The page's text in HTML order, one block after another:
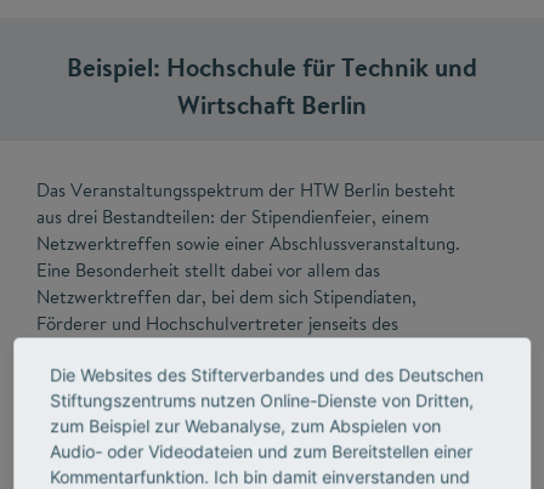
Beispiel: Hochschule für Technik und
Wirtschaft Berlin
Das Veranstaltungsspektrum der HTW Berlin besteht
aus drei Bestandteilen: der Stipendienfeier, einem
Netzwerktreffen sowie einer Abschlussveranstaltung.
Eine Besonderheit stellt dabei vor allem das
Netzwerktreffen dar, bei dem sich Stipendiaten,
Förderer und Hochschulvertreter jenseits des
Atmosphäre austauschen können. Highlight des Jahres
2014 war eine gemeinsame Fahrt auf der historischen
Holzyacht "Aida".
Mehr Info auf der Website der HTW Berlin
Die Websites des Stifterverbandes und des Deutschen
Stiftungszentrums nutzen Online-Dienste von Dritten,
zum Beispiel zur Webanalyse, zum Abspielen von
Audio- oder Videodateien und zum Bereitstellen einer
Kommentarfunktion. Ich bin damit einverstanden und